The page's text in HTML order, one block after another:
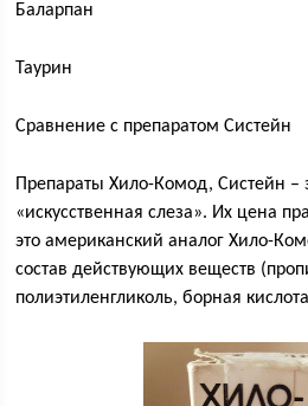
Баларпан
Таурин
Сравнение с препаратом Систейн
Препараты Хило-Комод, Систейн –
«искусственная слеза». Их цена
это американский аналог Хило-
состав действующих веществ
полиэтиленгликоль, борная